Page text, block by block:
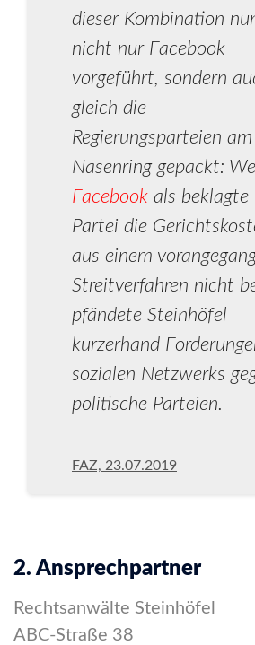
dieser Kombination
nicht nur Facebook
vorgeführt, sondern
gleich die
Regierungsparteien am
Nasenring gepackt:
Facebook als beklagte
Partei die
aus einem
Streitverfahren nicht
pfändete Steinhöfel
kurzerhand
sozialen Netzwerks
politische Parteien.
FAZ, 23.07.2019
2. Ansprechpartner
Rechtsanwälte Steinhöfel
ABC-Straße 38